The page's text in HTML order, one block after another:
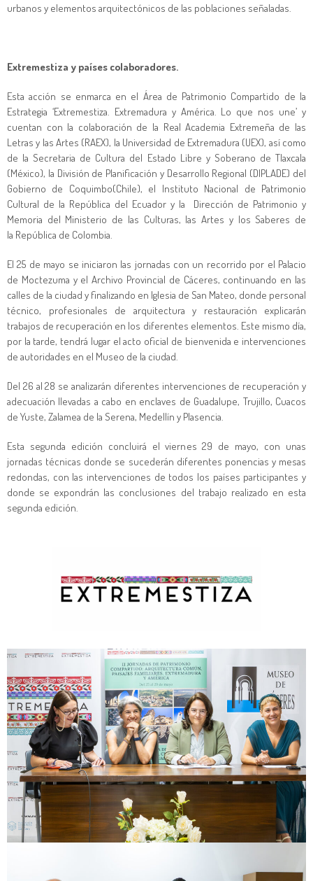
urbanos y elementos arquitectónicos de las poblaciones señaladas.
Extremestiza y países colaboradores.
Esta acción se enmarca en el Área de Patrimonio Compartido de la
Estrategia ‘Extremestiza. Extremadura y América. Lo que nos une’ y
cuentan con la colaboración de la Real Academia Extremeña de las
Letras y las Artes (RAEX), la Universidad de Extremadura (UEX), así como
de la Secretaria de Cultura del Estado Libre y Soberano de Tlaxcala
(México), la División de Planificación y Desarrollo Regional (DIPLADE) del
Gobierno de Coquimbo(Chile), el Instituto Nacional de Patrimonio
Cultural de la República del Ecuador y la Dirección de Patrimonio y
Memoria del Ministerio de las Culturas, las Artes y los Saberes de
la República de Colombia.
El 25 de mayo se iniciaron las jornadas con un recorrido por el Palacio
de Moctezuma y el Archivo Provincial de Cáceres, continuando en las
calles de la ciudad y finalizando en Iglesia de San Mateo, donde personal
técnico, profesionales de arquitectura y restauración explicarán
trabajos de recuperación en los diferentes elementos. Este mismo día,
por la tarde, tendrá lugar el acto oficial de bienvenida e intervenciones
de autoridades en el Museo de la ciudad.
Del 26 al 28 se analizarán diferentes intervenciones de recuperación y
adecuación llevadas a cabo en enclaves de Guadalupe, Trujillo, Cuacos
de Yuste, Zalamea de la Serena, Medellín y Plasencia.
Esta segunda edición concluirá el viernes 29 de mayo, con unas
jornadas técnicas donde se sucederán diferentes ponencias y mesas
redondas, con las intervenciones de todos los países participantes y
donde se expondrán las conclusiones del trabajo realizado en esta
segunda edición.